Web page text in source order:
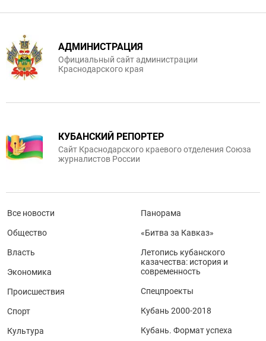
АДМИНИСТРАЦИЯ
Официальный сайт администрации
Краснодарского края
КУБАНСКИЙ РЕПОРТЕР
Сайт Краснодарского краевого отделения Союза
журналистов России
Все новости
Общество
Власть
Экономика
Происшествия
Спорт
Культура
Панорама
«Битва за Кавказ»
Летопись кубанского
казачества: история и
современность
Спецпроекты
Кубань 2000-2018
Кубань. Формат успеха